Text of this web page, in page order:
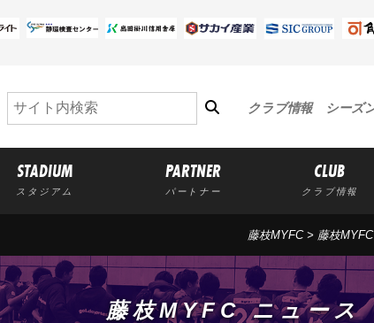
クラブ情報 シーズ
STADIUM
スタジアム
PARTNER
パートナー
CLUB
クラブ情報
藤枝MYFC> 藤枝
藤枝MYFC ニュース